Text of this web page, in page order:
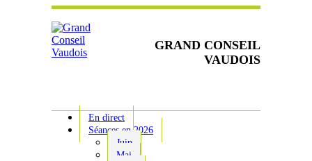
GRAND CONSEIL
VAUDOIS
En direct
Séances en 2026
Juin
Mai